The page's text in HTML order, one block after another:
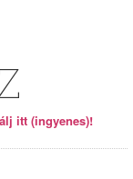
itt (ingyenes)!